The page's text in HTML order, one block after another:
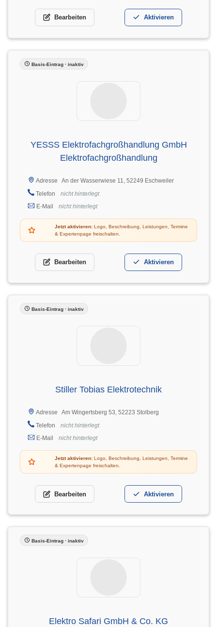
Bearbeiten Aktivieren
Basis-Eintrag · inaktiv
YESSS Elektrofachgroßhandlung GmbH
Elektrofachgroßhandlung
Adresse
An der Wasserwiese 11, 52249 Eschweiler
Telefon
nicht hinterlegt
E-Mail
nicht hinterlegt
Jetzt aktivieren: Logo, Beschreibung, Leistungen, Termine
& Expertenpage freischalten.
Bearbeiten Aktivieren
Basis-Eintrag · inaktiv
Stiller Tobias Elektrotechnik
Adresse
Am Wingertsberg 53, 52223 Stolberg
Telefon
nicht hinterlegt
E-Mail
nicht hinterlegt
Jetzt aktivieren: Logo, Beschreibung, Leistungen, Termine
& Expertenpage freischalten.
Bearbeiten Aktivieren
Basis-Eintrag · inaktiv
Elektro Safari GmbH & Co. KG